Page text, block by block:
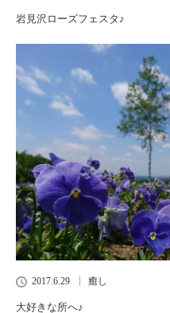
岩見沢ローズフェスタ♪
2017.6.29 癒し
大好きな所へ♪